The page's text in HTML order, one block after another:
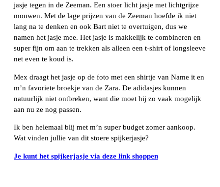
jasje tegen in de Zeeman. Een stoer licht jasje met lichtgrijze
mouwen. Met de lage prijzen van de Zeeman hoefde ik niet
lang na te denken en ook Bart niet te overtuigen, dus we
namen het jasje mee. Het jasje is makkelijk te combineren en
super fijn om aan te trekken als alleen een t-shirt of longsleeve
net even te koud is.
Mex draagt het jasje op de foto met een shirtje van Name it en
m’n favoriete broekje van de Zara. De adidasjes kunnen
natuurlijk niet ontbreken, want die moet hij zo vaak mogelijk
aan nu ze nog passen.
Ik ben helemaal blij met m’n super budget zomer aankoop.
Wat vinden jullie van dit stoere spijkerjasje?
Je kunt het spijkerjasje via deze link shoppen